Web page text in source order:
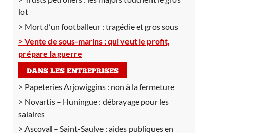
lot
Mort d’un footballeur : tragédie et gros sous
Vente de sous-marins :qui veut le profit,
prépare la guerre
DANS LES ENTREPRISES
Papeteries Arjowiggins : non à la fermeture
Novartis – Huningue : débrayage pour les
salaires
Ascoval – Saint-Saulve : aides publiques en